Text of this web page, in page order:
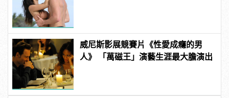
威尼斯影展競賽片《性愛成癮的男
人》 「萬磁王」演藝生涯最大膽演出